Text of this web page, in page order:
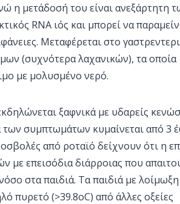
η μετάδοσή του είναι ανεξάρτητη
RNA ιός και μπορεί να
Μεταφέρεται στο
(συχνότερα λαχανικών), τα οποία
με μολυσμένο νερό.
ξαφνικά με υδαρείς
των συμπτωμάτων κυμαίνεται από 3
από ροταϊό δείχνουν ότι η
με επεισόδια διάρροιας που
στα παιδιά. Τα παιδιά με
πυρετό (>39.8οC) από άλλες οξείες